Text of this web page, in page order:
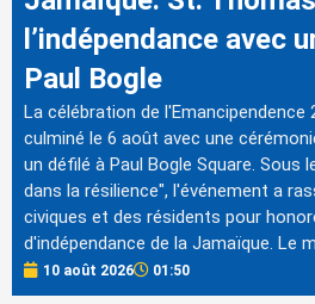
l’indépendance avec
Paul Bogle
La célébration de l'Emancipendence
culminé le 6 août avec une
un défilé à Paul Bogle Square. Sous
dans la résilience", l'événement a
civiques et des résidents pour
d'indépendance de la Jamaïque. Le
10 août 2026 01:50